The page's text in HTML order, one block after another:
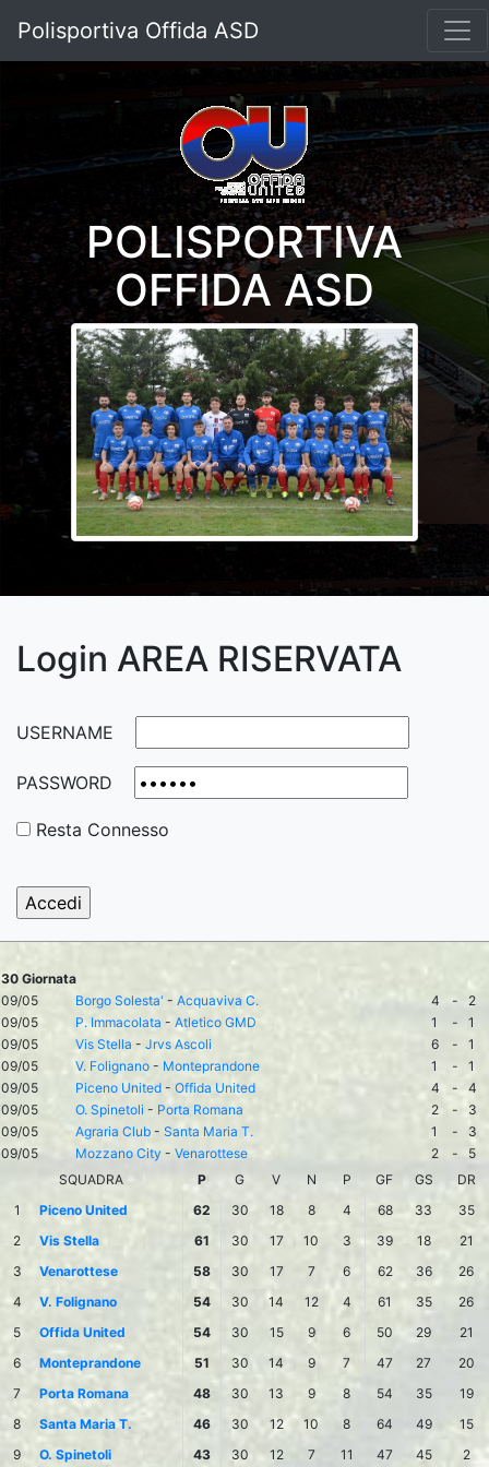
Polisportiva Offida ASD
POLISPORTIVA
OFFIDA ASD
Login AREA RISERVATA
USERNAME
PASSWORD
Resta Connesso
30 Giornata
09/05
Borgo Solesta' - Acquaviva C. 4 -
2
09/05
P. Immacolata - Atletico GMD 1 -
1
09/05
Vis Stella - Jrvs Ascoli 6 -
1
09/05
V. Folignano - Monteprandone 1 -
1
09/05
Piceno United - Offida United 4 -
4
09/05
O. Spinetoli - Porta Romana 2 -
3
09/05
Agraria Club - Santa Maria T. 1 -
3
09/05
Mozzano City - Venarottese 2 -
5
SQUADRA
P G V N P GF GS
DR
1
Piceno United 62 30 18 8 4 68 33
35
2
Vis Stella 61 30 17 10 3 39 18
21
3
Venarottese 58 30 17 7 6 62 36
26
4
V. Folignano 54 30 14 12 4 61 35
26
5
Offida United 54 30 15 9 6 50 29
21
6
Monteprandone 51 30 14 9 7 47 27
20
7
Porta Romana 48 30 13 9 8 54 35
19
8
Santa Maria T. 46 30 12 10 8 64 49
15
9
O. Spinetoli 43 30 12 7 11 47 45 2